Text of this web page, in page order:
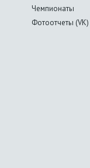
Чемпионаты
Фотоотчеты (VK)